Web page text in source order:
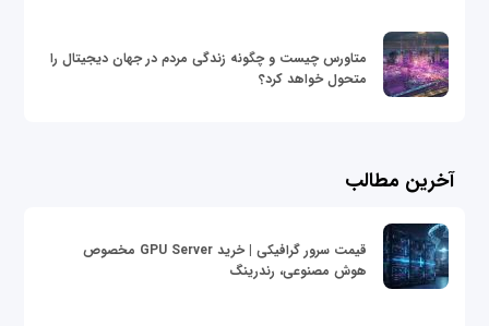
متاورس چیست و چگونه زندگی مردم در جهان دیجیتال را
متحول خواهد کرد؟
آخرین مطالب
قیمت سرور گرافیکی | خرید GPU Server مخصوص
هوش مصنوعی، رندرینگ